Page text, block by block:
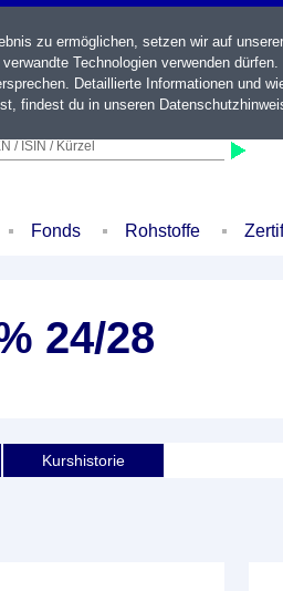
/ ISIN / Kürzel
Fonds Rohstoffe
24/28
Kurshistorie
zu ermöglichen, setzen wir auf
Technologien verwenden
Detaillierte Informationen und
findest du in unseren